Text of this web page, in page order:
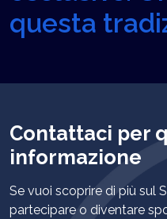
questa
Contattaci per
informazione
Se vuoi scoprire di più sul
partecipare o diventare